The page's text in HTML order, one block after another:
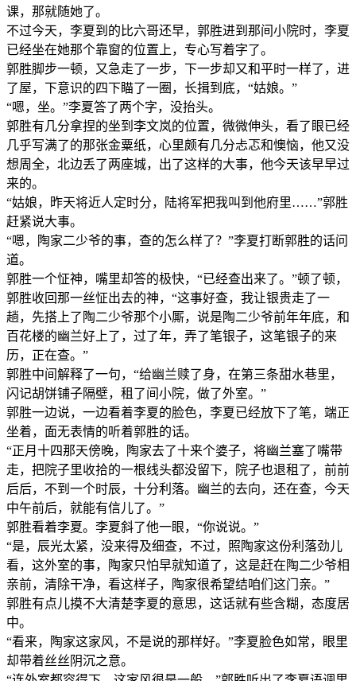
课，那就随她了。
不过今天，李夏到的比六哥还早，郭胜进到那间小院时，李夏
已经坐在她那个靠窗的位置上，专心写着字了。
郭胜脚步一顿，又急走了一步，下一步却又和平时一样了，进
了屋，下意识的四下瞄了一圈，长揖到底，“姑娘。”
“嗯，坐。”李夏答了两个字，没抬头。
郭胜有几分拿捏的坐到李文岚的位置，微微伸头，看了眼已经
几乎写满了的那张金粟纸，心里颇有几分忐忑和懊恼，他又没
想周全，北边丢了两座城，出了这样的大事，他今天该早早过
来的。
“姑娘，昨天将近人定时分，陆将军把我叫到他府里……”郭胜
赶紧说大事。
“嗯，陶家二少爷的事，查的怎么样了？”李夏打断郭胜的话问
道。
郭胜一个怔神，嘴里却答的极快，“已经查出来了。”顿了顿，
郭胜收回那一丝怔出去的神，“这事好查，我让银贵走了一
趟，先搭上了陶二少爷那个小厮，说是陶二少爷前年年底，和
百花楼的幽兰好上了，过了年，弄了笔银子，这笔银子的来
历，正在查。”
郭胜中间解释了一句，“给幽兰赎了身，在第三条甜水巷里，
闪记胡饼铺子隔壁，租了间小院，做了外室。”
郭胜一边说，一边看着李夏的脸色，李夏已经放下了笔，端正
坐着，面无表情的听着郭胜的话。
“正月十四那天傍晚，陶家去了十来个婆子，将幽兰塞了嘴带
走，把院子里收拾的一根线头都没留下，院子也退租了，前前
后后，不到一个时辰，十分利落。幽兰的去向，还在查，今天
中午前后，就能有信儿了。”
郭胜看着李夏。李夏斜了他一眼，“你说说。”
“是，辰光太紧，没来得及细查，不过，照陶家这份利落劲儿
看，这外室的事，陶家只怕早就知道了，这是赶在陶二少爷相
亲前，清除干净，看这样子，陶家很希望结咱们这门亲。”
郭胜有点儿摸不大清楚李夏的意思，这话就有些含糊，态度居
中。
“看来，陶家这家风，不是说的那样好。”李夏脸色如常，眼里
却带着丝丝阴沉之意。